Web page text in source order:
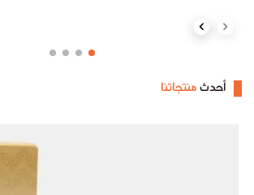
Next slide
Previous slide
أحدثمنتجاتنا